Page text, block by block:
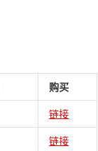
购买
链接
链接